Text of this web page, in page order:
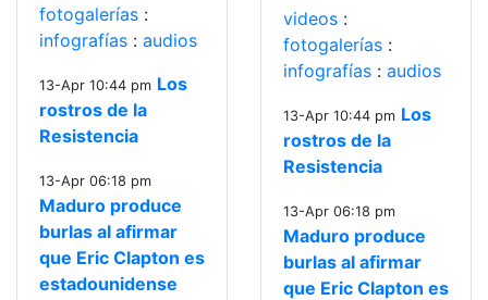
fotogalerías :
infografías : audios
13-Apr 10:44 pm Los
rostros de la
Resistencia
13-Apr 06:18 pm
Maduro produce
burlas al afirmar
que Eric Clapton es
estadounidense
videos :
fotogalerías :
infografías : audios
13-Apr 10:44 pm Los
rostros de la
Resistencia
13-Apr 06:18 pm
Maduro produce
burlas al afirmar
que Eric Clapton es